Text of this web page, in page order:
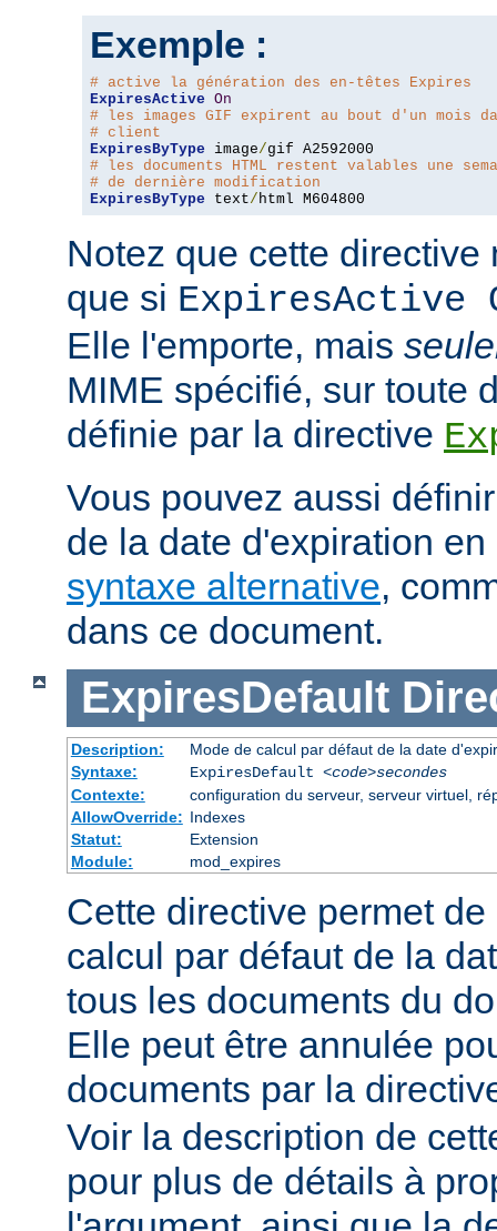
Exemple :
# active la génération des en-têtes Expires
ExpiresActive On
# les images GIF expirent au bout d'un mois
# client
ExpiresByType image/
# les documents HTML restent valables une
# de dernière modification
ExpiresByType text/ html M604800
Notez que cette directive
que si ExpiresActive
Elle l'emporte, mais
MIME spécifié, sur toute
définie par la directive
Vous pouvez aussi
de la date d'expiration
syntaxe alternative,
dans ce document.
ExpiresDefault
Description:
Mode de calcul par défaut de la date
Syntaxe:
ExpiresDefault <code>secondes
Contexte:
configuration du serveur, serveur virtuel,
AllowOverride: Indexes
Statut:
Extension
Module:
mod_expires
Cette directive permet
calcul par défaut de la
tous les documents du
Elle peut être annulée
documents par la
Voir la description de
pour plus de détails à